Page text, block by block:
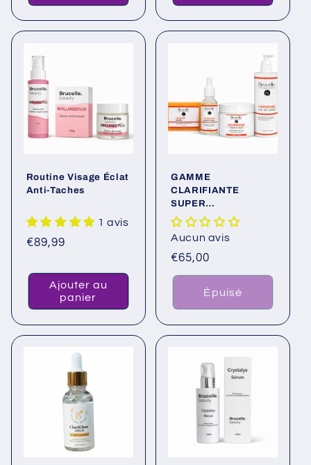
Routine Visage Éclat
Anti-Taches
1 avis
Prix
€89,99
Ajouter au
panier
GAMME
CLARIFIANTE
SUPER
HYDRATANTE
Aucun avis
Prix
habituel
€65,00
Épuisé